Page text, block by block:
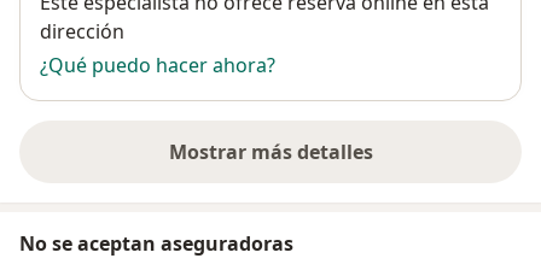
dirección
¿Qué puedo hacer ahora?
Mostrar más detalles
sobre la dirección
No se aceptan aseguradoras